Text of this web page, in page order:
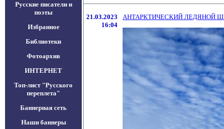
Русские писатели и
поэты
Избранное
Библиотеки
Фотоархив
ИНТЕРНЕТ
Топ-лист "Русского
переплета"
Баннерная сеть
Наши баннеры
21.03.2023
16:04
АНТАРКТИЧЕСКИЙ ЛЕДЯНОЙ